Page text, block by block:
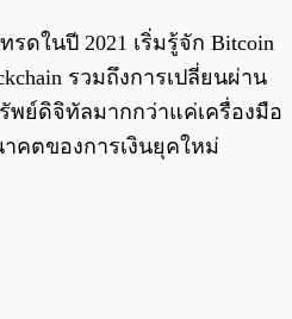
ดในปี 2021 เริ่มรู้จัก Bitcoin
รวมถึงการเปลี่ยนผ่าน
พย์ดิจิทัลมากกว่าแค่เครื่องมือ
คตของการเงินยุคใหม่